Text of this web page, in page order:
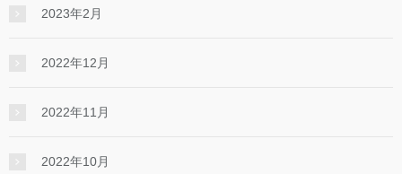
2023年2月
2022年12月
2022年11月
2022年10月